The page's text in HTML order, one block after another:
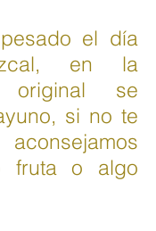
el día
en la
original se
si no te
fruta o algo